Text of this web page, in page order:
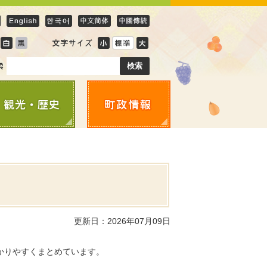
更新日：2026年07月09日
やすくまとめています。